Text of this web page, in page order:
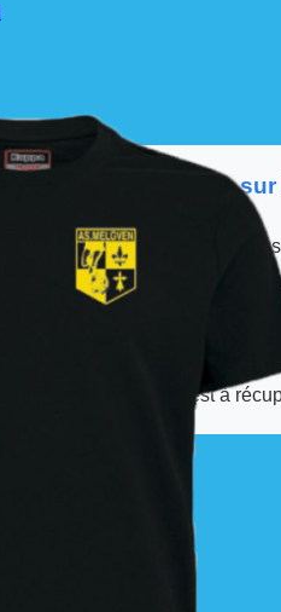
📦 Informations
Les commandes sont
À partir de ces dates, le
La commande est à